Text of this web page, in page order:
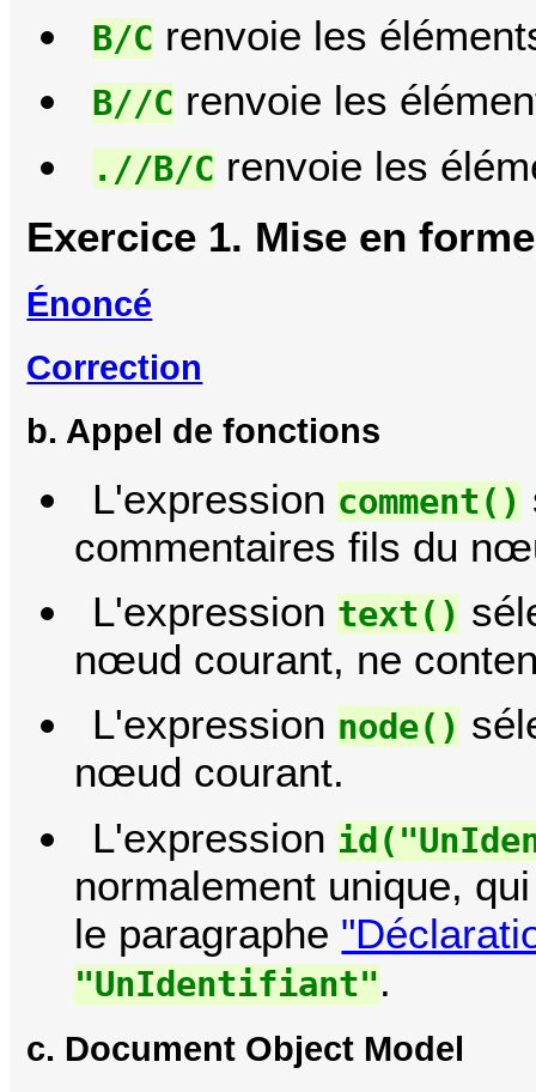
B/C renvoie les
B//C renvoie les
.//B/C renvoie les
Exercice 1. Mise en
Énoncé
Correction
b. Appel de fonctions
L'expression comment()
commentaires fils du
L'expression text()
nœud courant, ne
L'expression node()
nœud courant.
L'expression
normalement unique,
le paragraphe
"UnIdentifiant".
c. Document Object Model